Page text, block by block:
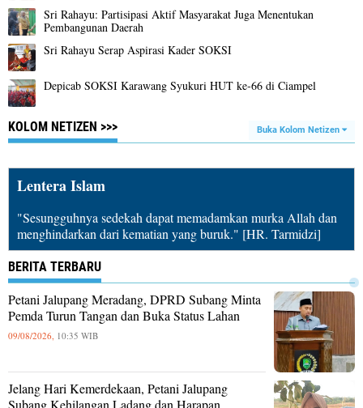
Sri Rahayu: Partisipasi Aktif Masyarakat Juga Menentukan
Pembangunan Daerah
Sri Rahayu Serap Aspirasi Kader SOKSI
Depicab SOKSI Karawang Syukuri HUT ke‑66 di Ciampel
KOLOM NETIZEN >>> Buka Kolom Netizen
Lentera Islam
"Sesungguhnya sedekah dapat memadamkan murka Allah dan
menghindarkan dari kematian yang buruk." [HR. Tarmidzi]
BERITA TERBARU
Petani Jalupang Meradang, DPRD Subang Minta
Pemda Turun Tangan dan Buka Status Lahan
09/08/2026, 10:35 WIB
Jelang Hari Kemerdekaan, Petani Jalupang